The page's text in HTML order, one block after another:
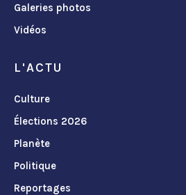
Galeries photos
Vidéos
L'ACTU
Culture
Élections 2026
Planète
Politique
Reportages